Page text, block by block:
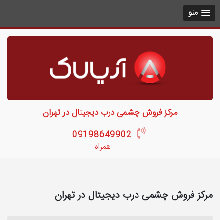
منو
مرکز فروش چشمی درب دیجیتال در تهران
09198649902
همراه
مرکز فروش چشمی درب دیجیتال در تهران